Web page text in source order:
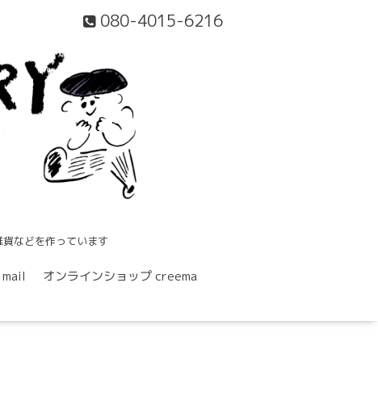
080-4015-6216
などを作っています
mail
オンラインショップ creema